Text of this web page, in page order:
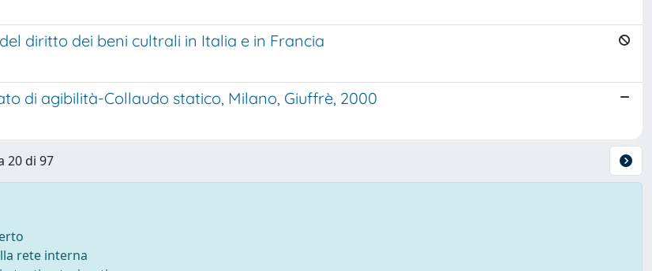
diritto dei beni cultrali in Italia e in Francia
di agibilità-Collaudo statico, Milano, Giuffrè, 2000
20 di 97
rete interna